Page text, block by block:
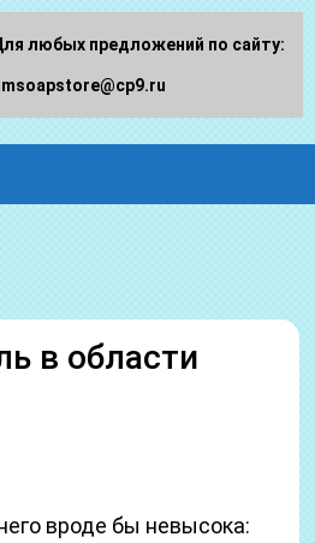
в области
вроде бы невысока:
любых предложений по сайту: